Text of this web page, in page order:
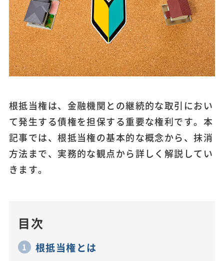
根抵当権は、金融機関との継続的な取引におい
て発生する債権を担保する重要な権利です。本
記事では、根抵当権の基本的な概念から、抹消
方法まで、実務的な観点から詳しく解説してい
きます。
目次
根抵当権とは